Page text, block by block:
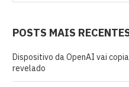
POSTS MAIS
Dispositivo da OpenAI vai
revelado